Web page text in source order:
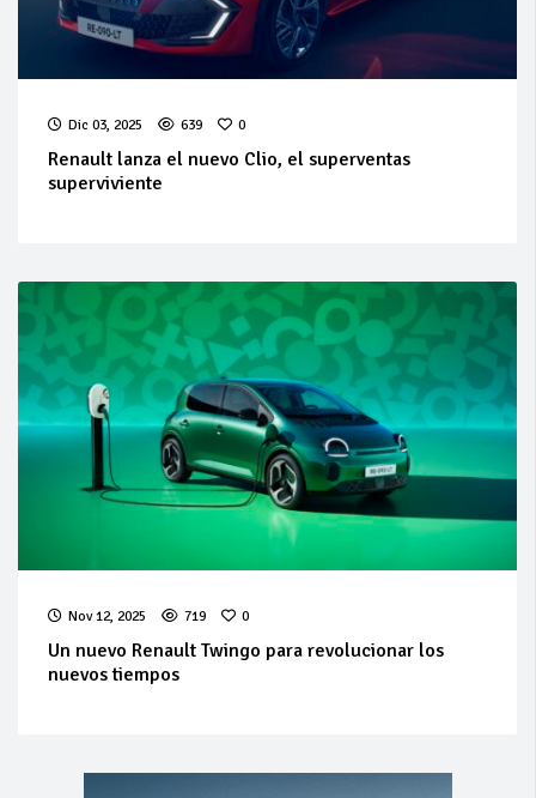
Dic 03, 2025 639 0
Renault lanza el nuevo Clio, el superventas
superviviente
Nov 12, 2025 719 0
Un nuevo Renault Twingo para revolucionar los
nuevos tiempos